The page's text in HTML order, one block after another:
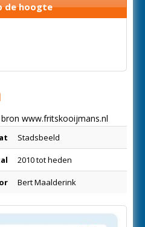
de hoogte
www.fritskooijmans.nl
Stadsbeeld
2010 tot heden
Bert Maalderink